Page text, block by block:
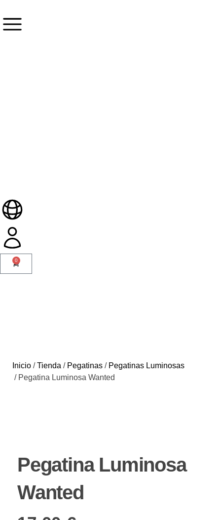
0
Inicio /Tienda / Pegatinas / Pegatinas Luminosas
/ Pegatina Luminosa Wanted
Pegatina Luminosa
Wanted